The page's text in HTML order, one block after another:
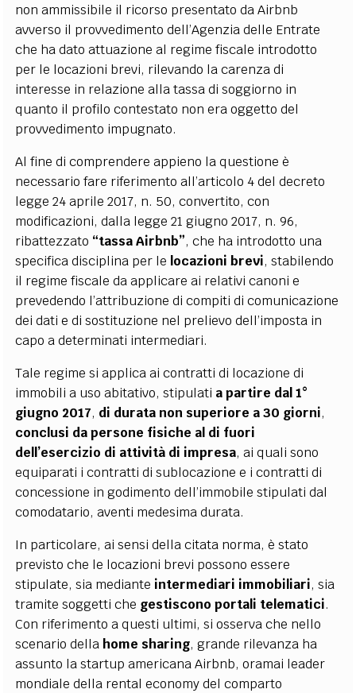
non ammissibile il ricorso presentato da Airbnb
avverso il provvedimento dell’Agenzia delle Entrate
che ha dato attuazione al regime fiscale introdotto
per le locazioni brevi, rilevando la carenza di
interesse in relazione alla tassa di soggiorno in
quanto il profilo contestato non era oggetto del
provvedimento impugnato.
Al fine di comprendere appieno la questione è
necessario fare riferimento all’articolo 4 del decreto
legge 24 aprile 2017, n. 50, convertito, con
modificazioni, dalla legge 21 giugno 2017, n. 96,
ribattezzato “tassa Airbnb”, che ha introdotto una
specifica disciplina per le locazioni brevi, stabilendo
il regime fiscale da applicare ai relativi canoni e
prevedendo l’attribuzione di compiti di comunicazione
dei dati e di sostituzione nel prelievo dell’imposta in
capo a determinati intermediari.
Tale regime si applica ai contratti di locazione di
immobili a uso abitativo, stipulati a partire dal 1°
giugno 2017, di durata non superiore a 30 giorni,
conclusi da persone fisiche al di fuori
dell’esercizio di attività di impresa, ai quali sono
equiparati i contratti di sublocazione e i contratti di
concessione in godimento dell’immobile stipulati dal
comodatario, aventi medesima durata.
In particolare, ai sensi della citata norma, è stato
previsto che le locazioni brevi possono essere
stipulate, sia mediante intermediari immobiliari, sia
tramite soggetti che gestiscono portali telematici.
Con riferimento a questi ultimi, si osserva che nello
scenario della home sharing, grande rilevanza ha
assunto la startup americana Airbnb, oramai leader
mondiale della rental economy del comparto